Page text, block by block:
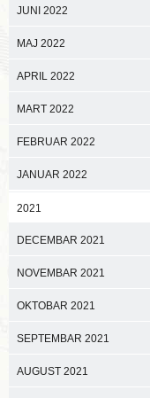
JUNI 2022
MAJ 2022
APRIL 2022
MART 2022
FEBRUAR 2022
JANUAR 2022
2021
DECEMBAR 2021
NOVEMBAR 2021
OKTOBAR 2021
SEPTEMBAR 2021
AUGUST 2021